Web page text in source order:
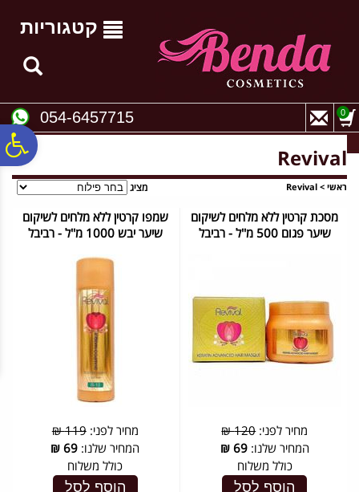
נגישות
קטגוריות
054-6457715 0
Revival
ראשי >
Revival מציג
מסכת קרטין ללא מלחים לשיקום
שיער פגום 500 מ''ל - רביבל
מחיר לפני:120 ₪
המחיר שלנו:69
₪
כולל משלוח
הוסף לסל
שמפו קרטין ללא מלחים לשיקום
שיער יבש 1000 מ''ל - רביבל
מחיר לפני:119 ₪
המחיר שלנו: 69
₪
כולל משלוח
הוסף לסל